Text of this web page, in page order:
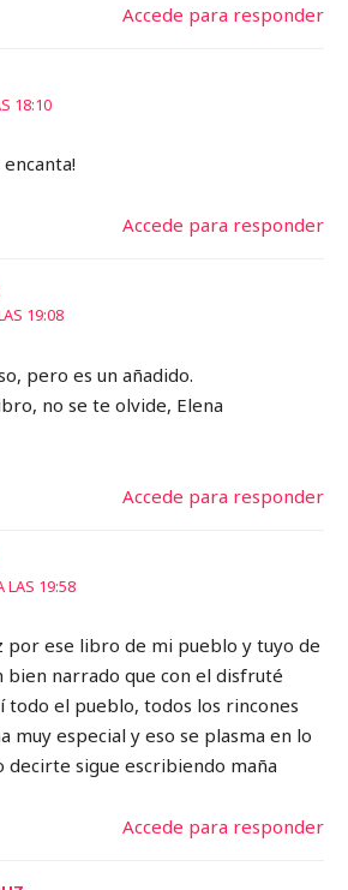
Accede para responder
18:10
Accede para responder
19:08
pero es un añadido.
no se te olvide, Elena
Accede para responder
LAS 19:58
por ese libro de mi pueblo y tuyo de
bien narrado que con el disfruté
el pueblo, todos los rincones
muy especial y eso se plasma en lo
decirte sigue escribiendo maña
Accede para responder